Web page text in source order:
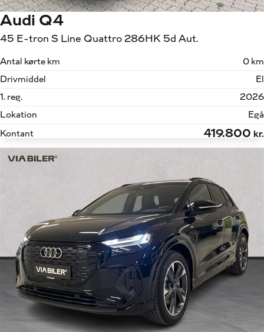
Audi Q4
45 E-tron S Line Quattro 286HK 5d Aut.
Antal kørte km
0 km
Drivmiddel
El
1. reg.
2026
Lokation
Egå
Kontant
419.800 kr.